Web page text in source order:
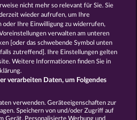
Impressum
einreichen
nicht mehr so ​​relevant für Sie. Sie
wieder aufrufen, um Ihre
oder Ihre Einwilligung zu widerrufen,
verwalten am unteren
[oder das schwebende Symbol unten
zutreffend]. Ihre Einstellungen gelten
Weitere Informationen finden Sie in
verarbeiten Daten, um Folgendes
verwenden. Geräteeigenschaften zur
Speichern von und/oder Zugriff auf